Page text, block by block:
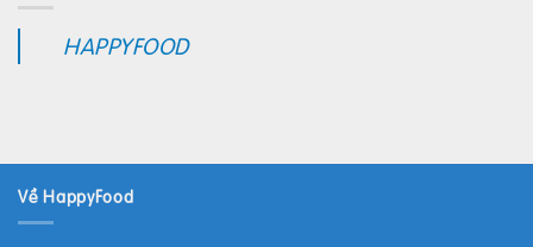
HAPPYFOOD
Về HappyFood